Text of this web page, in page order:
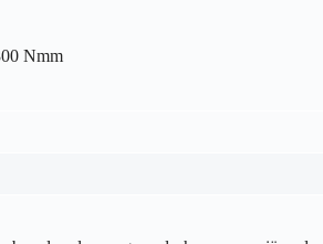
Nmm